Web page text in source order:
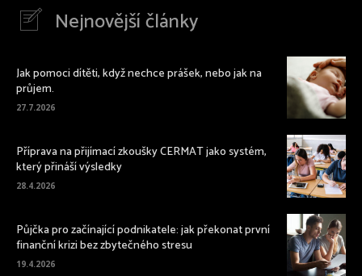
Nejnovější články
Jak pomoci dítěti, když nechce prášek, nebo jak na
průjem.
27.7.2026
Příprava na přijímací zkoušky CERMAT jako systém,
který přináší výsledky
28.4.2026
Půjčka pro začínající podnikatele: jak překonat první
finanční krizi bez zbytečného stresu
19.4.2026